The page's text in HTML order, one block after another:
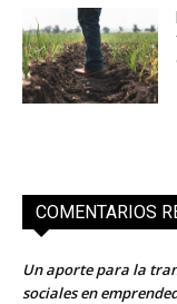
COMENTARIOS
Un aporte para la
sociales en